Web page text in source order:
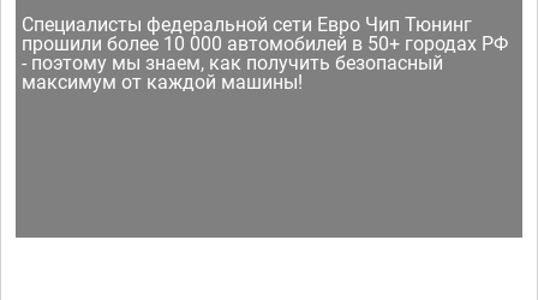
Специалисты федеральной сети Евро Чип Тюнинг
прошили более 10 000 автомобилей в 50+ городах РФ
- поэтому мы знаем, как получить безопасный
максимум от каждой машины!